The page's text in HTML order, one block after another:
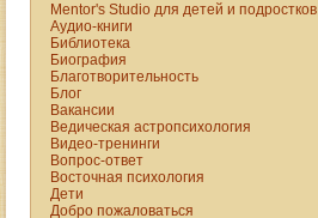
Mentor's Studio для детей и подростков
Аудио-книги
Библиотека
Биография
Благотворительность
Блог
Вакансии
Ведическая астропсихология
Видео-тренинги
Вопрос-ответ
Восточная психология
Дети
Добро пожаловаться